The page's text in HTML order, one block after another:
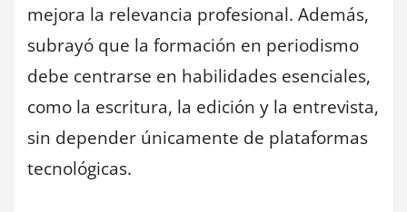
mejora la relevancia profesional. Además,
subrayó que la formación en periodismo
debe centrarse en habilidades esenciales,
como la escritura, la edición y la entrevista,
sin depender únicamente de plataformas
tecnológicas.